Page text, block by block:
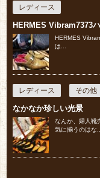
レディース
HERMES Vibram7373
HERMES
は...
レディース その他
なかなか珍しい光景
なんか、婦人靴
気に揃うのはな...